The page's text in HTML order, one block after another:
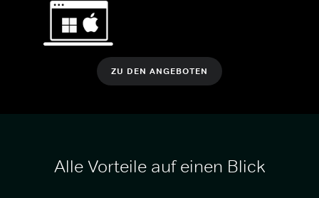
ZU DEN ANGEBOTEN
Alle Vorteile auf einen Blick